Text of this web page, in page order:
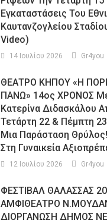
Εγκαταστάσεις Του
Καυτανζογλείου
Video)
14 Ιουλίου 2026 Gr4you
ΘΕΑΤΡΟ ΚΗΠΟΥ «Η
ΠΑΝΩ» 14ος ΧΡΟΝΟΣ
Κατερίνα Διδασκάλου
Τετάρτη 22 & Πέμπτη
Μια Παράσταση
Στη Γυναικεία
12 Ιουλίου 2026 Gr4you
ΦΕΣΤΙΒΑΛ ΘΑΛΑΣΣΑΣ
ΑΜΦΙΘΕΑΤΡΟ
ΔΙΟΡΓΑΝΩΣΗ ΔΗΜΟΣ